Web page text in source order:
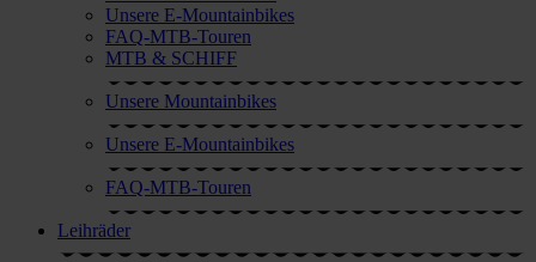
Unsere E-Mountainbikes
FAQ-MTB-Touren
MTB & SCHIFF
Unsere Mountainbikes
Unsere E-Mountainbikes
FAQ-MTB-Touren
Leihräder